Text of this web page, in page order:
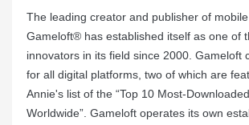
The leading creator and publisher of mobile
Gameloft® has established itself as one of
innovators in its field since 2000. Gameloft
for all digital platforms, two of which are
Annie's list of the “Top 10 Most-
Worldwide”. Gameloft operates its own